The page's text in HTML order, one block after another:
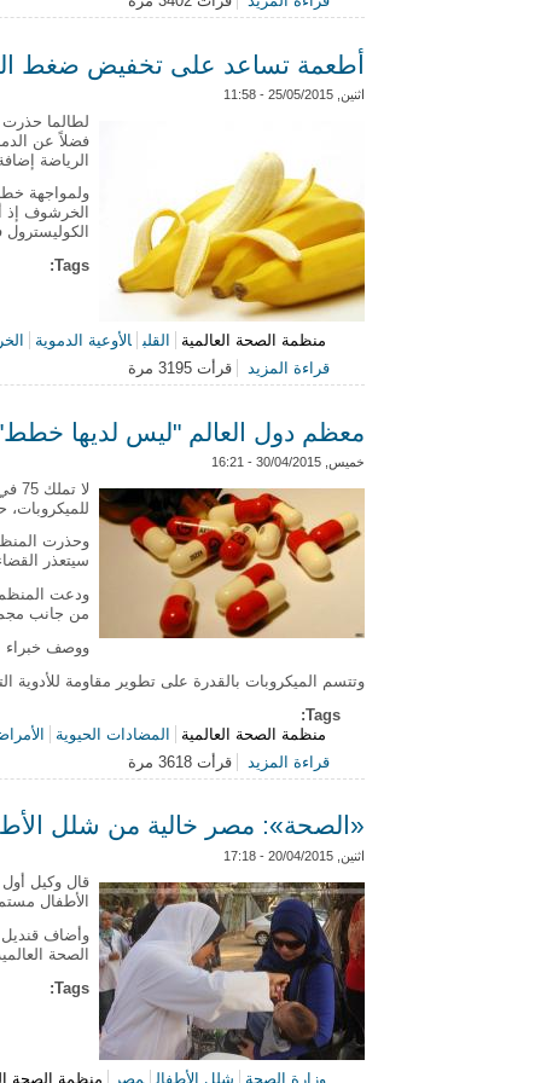
أطعمة تساعد على تخفيض ضغط
اثنين, 25/05/2015 - 11:58
لطالما حذرت
فضلاً عن
الرياضة
ولمواجهة
الخرشوف
Tags:
منظمة الصحة العالمية القلب الأوعية الدموية
قراءة المزيدحول أطعمة تساعد على تخفيض ضغط
قرأت 3195 مرة
معظم دول العالم "ليس لديها خطط"
خميس, 30/04/2015 - 16:21
لا
وحذرت
سيتعذر
ودعت
من جانب
ووصف خبراء
وتتسم الميكروبات بالقدرة على تطوير مقاومة للأدوية
Tags:
منظمة الصحة العالمية
المضادات الحيوية
قراءة المزيد
حول معظم دول العالم "ليس لديها
قرأت 3618 مرة
«الصحة»: مصر خالية من شلل الأطفال منذ 2006..
اثنين, 20/04/2015 - 17:18
قال وكيل
الأطفال
وأضاف قنديل
الصحة
Tags:
وزارة الصحة شلل الأطفال مصر منظمة الصحة